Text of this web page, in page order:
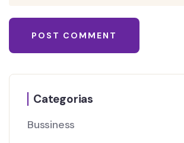
Categorias
Bussiness